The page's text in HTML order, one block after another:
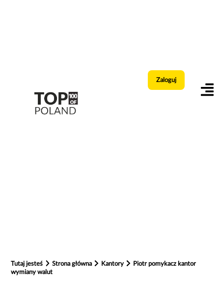
Zaloguj
Tutaj jesteś Strona główna Kantory
Piotr pomykacz kantor
wymiany walut